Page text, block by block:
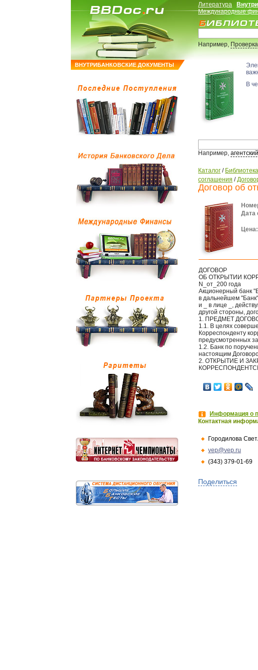
ВНУТРИБАНКОВСКИЕ ДОКУМЕНТЫ
Литература
Международные
Например,
В
Например,
Каталог /
соглашения /
Договор об
Дата
ДОГОВОР
ОБ ОТКРЫТИИ
N_от_200 года
Акционерный банк
в дальнейшем
и _ в лице _,
другой стороны,
1. ПРЕДМЕТ
1.1. В целях
Корреспонденту
предусмотренных
1.2. Банк по
настоящим
2. ОТКРЫТИЕ И
Информация о
Контактная
Городилова
vep@vep.ru
(343) 379-01-69
Поделиться